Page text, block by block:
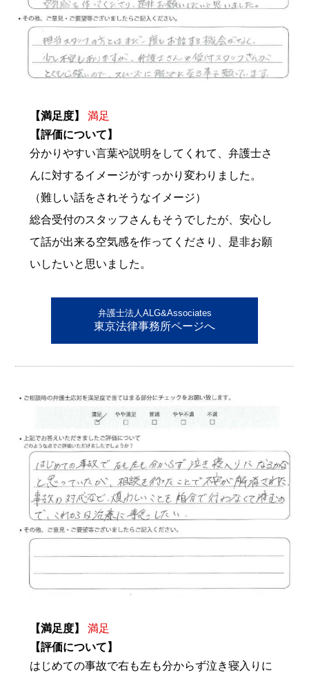
【満足度】
満足
【評価について】
分かりやすい言葉や説明をしてくれて、弁護士さ
んに対するイメージがすっかり変わりました。
（難しい話をされそうなイメージ）
総合受付のスタッフさんもそうでしたが、安心し
て話が出来る空気感を作ってくださり、是非お願
いしたいと思いました。
弁護士法人ALG&Associates
東京法律事務所ページへ
【満足度】
満足
【評価について】
はじめての事故で右も左も分からず泣き寝入りに